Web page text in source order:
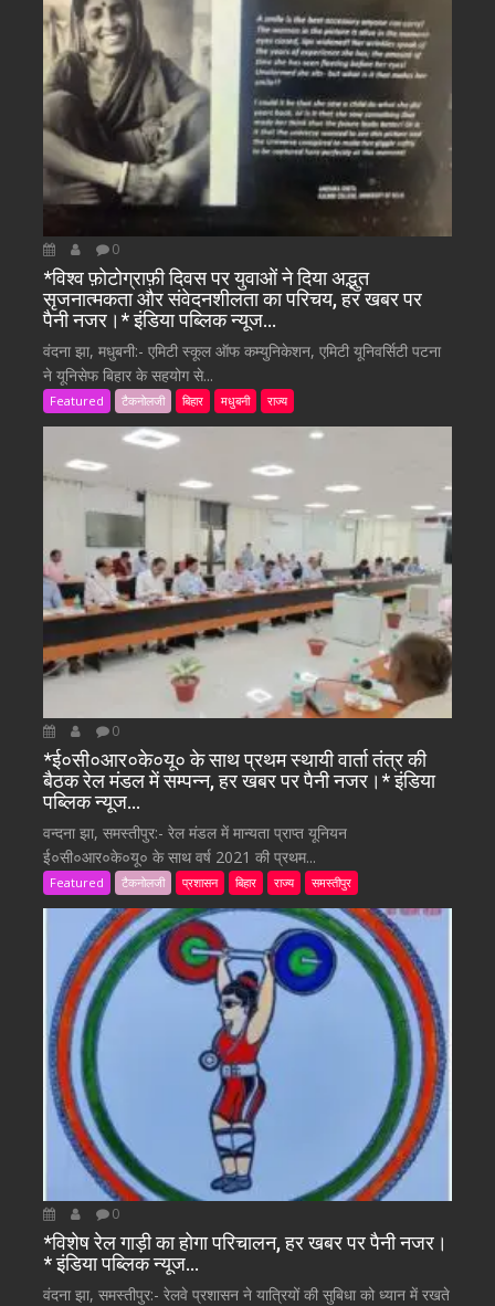
0
*विश्व फ़ोटोग्राफ़ी दिवस पर युवाओं ने दिया अद्भुत
सृजनात्मकता और संवेदनशीलता का परिचय, हर खबर पर
पैनी नजर।* इंडिया पब्लिक न्यूज…
वंदना झा, मधुबनी:- एमिटी स्कूल ऑफ कम्युनिकेशन, एमिटी यूनिवर्सिटी पटना
ने यूनिसेफ बिहार के सहयोग से...
Featured टैकनोलजी बिहार मधुबनी राज्य
0
*ई०सी०आर०के०यू० के साथ प्रथम स्थायी वार्ता तंत्र की
बैठक रेल मंडल में सम्पन्न, हर खबर पर पैनी नजर।* इंडिया
पब्लिक न्यूज…
वन्दना झा, समस्तीपुर:- रेल मंडल में मान्यता प्राप्त यूनियन
ई०सी०आर०के०यू० के साथ वर्ष 2021 की प्रथम...
Featured टैकनोलजी प्रशासन बिहार राज्य समस्तीपुर
0
*विशेष रेल गाड़ी का होगा परिचालन, हर खबर पर पैनी नजर।
* इंडिया पब्लिक न्यूज…
वंदना झा, समस्तीपुर:- रेलवे प्रशासन ने यात्रियों की सुबिधा को ध्यान में रखते